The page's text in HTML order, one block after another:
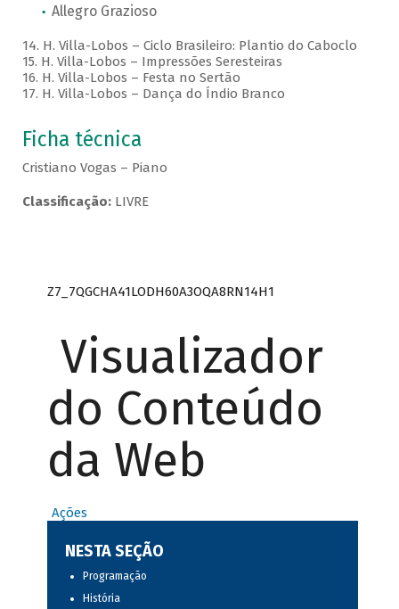
Allegro Grazioso
14. H. Villa-Lobos – Ciclo Brasileiro: Plantio do Caboclo
15. H. Villa-Lobos – Impressões Seresteiras
16. H. Villa-Lobos – Festa no Sertão
17. H. Villa-Lobos – Dança do Índio Branco
Ficha técnica
Cristiano Vogas – Piano
Classificação:LIVRE
Z7_7QGCHA41LODH60A3OQA8RN14H1
Visualizador
do Conteúdo
da Web
Ações
NESTA SEÇÃO
Programação
História